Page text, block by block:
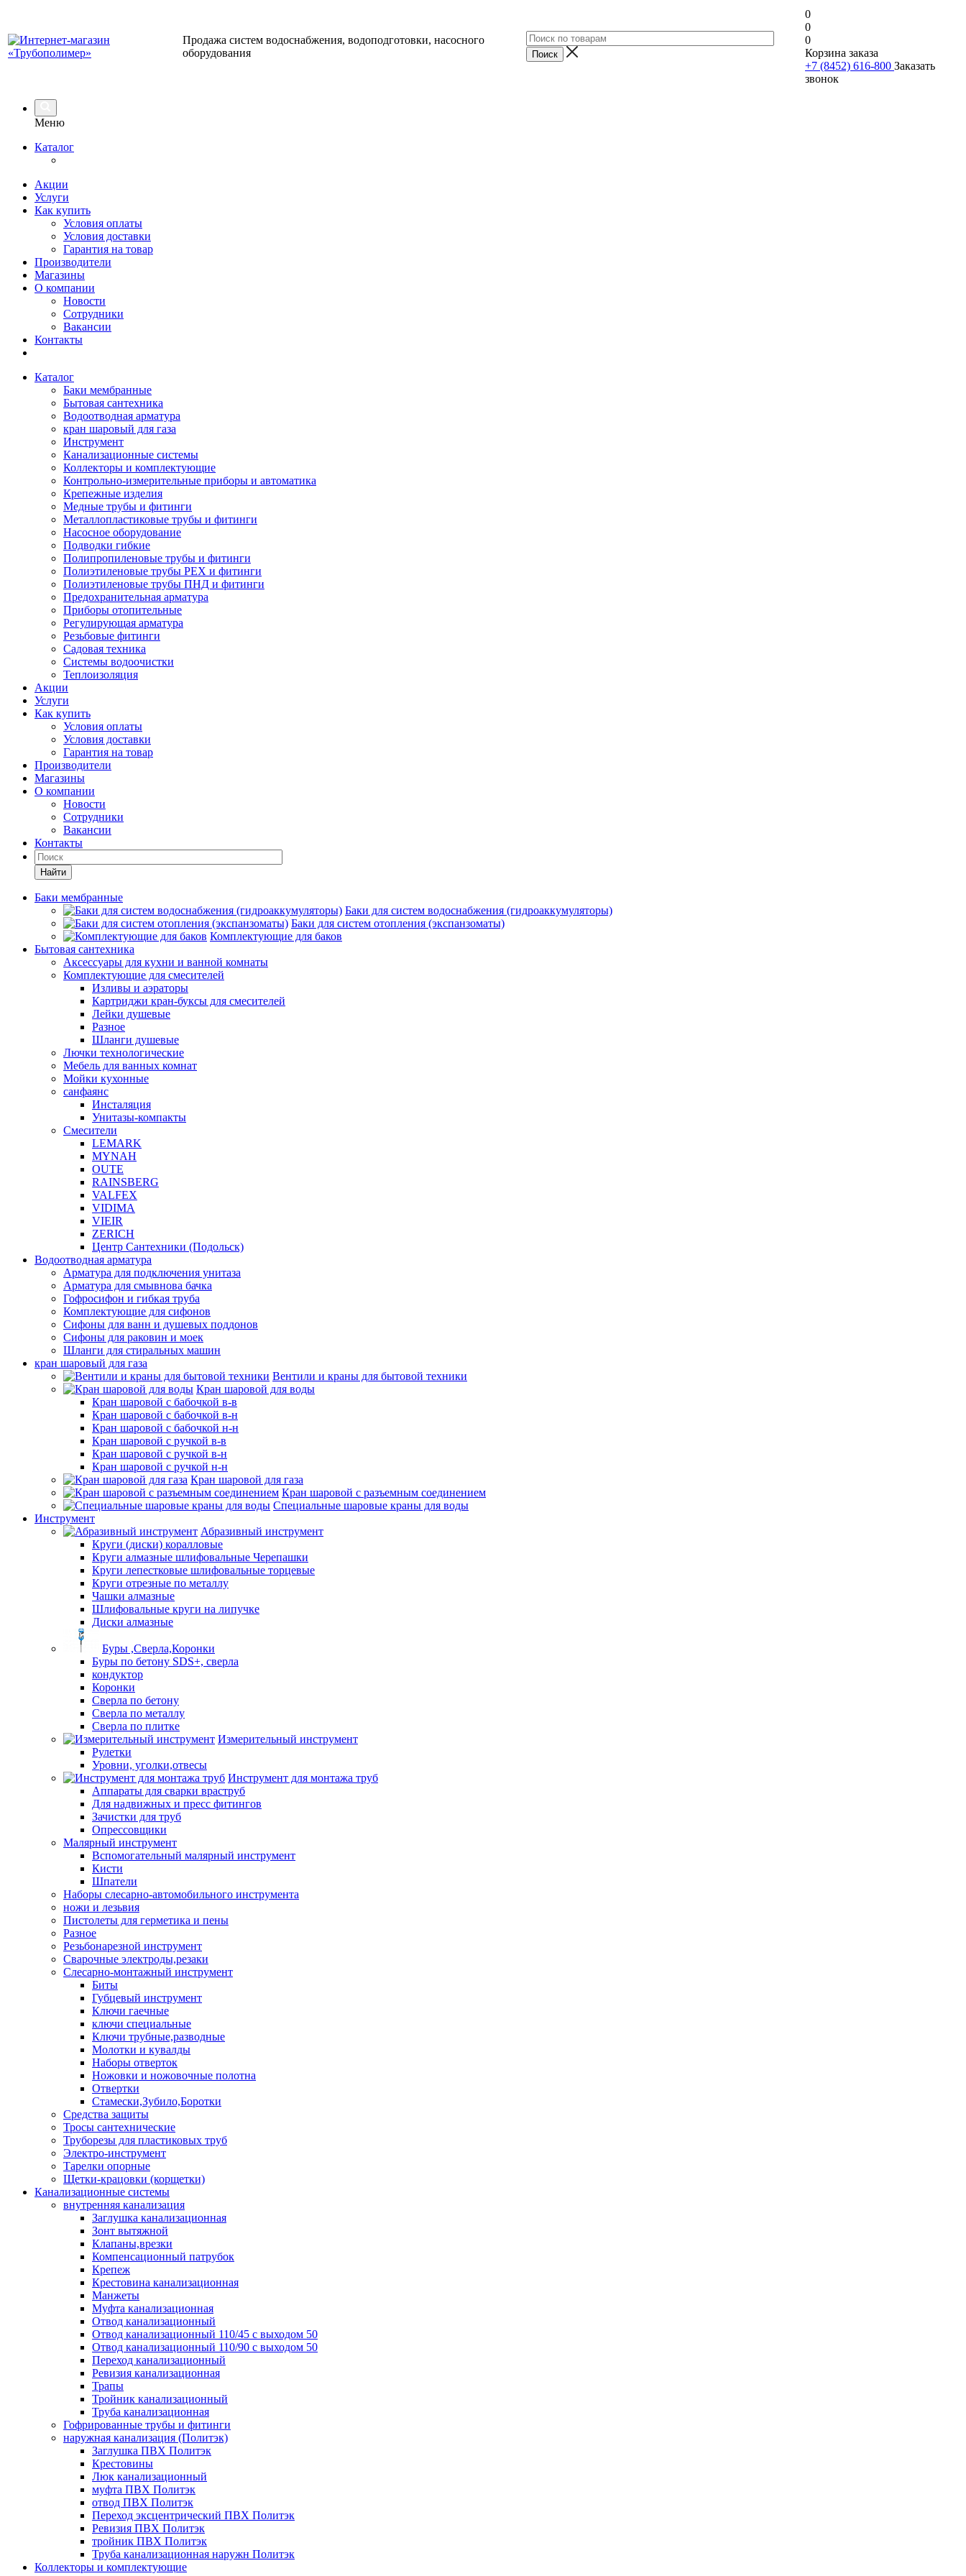
Продажа систем водоснабжения, водоподготовки, насосного
оборудования
0
0
0
Корзина заказа
+7 (8452) 616-800 Заказать
звонок
Меню
Каталог
Акции
Услуги
Как купить
Условия оплаты
Условия доставки
Гарантия на товар
Производители
Магазины
О компании
Новости
Сотрудники
Вакансии
Контакты
Каталог
Баки мембранные
Бытовая сантехника
Водоотводная арматура
кран шаровый для газа
Инструмент
Канализационные системы
Коллекторы и комплектующие
Контрольно-измерительные приборы и автоматика
Крепежные изделия
Медные трубы и фитинги
Металлопластиковые трубы и фитинги
Насосное оборудование
Подводки гибкие
Полипропиленовые трубы и фитинги
Полиэтиленовые трубы PEX и фитинги
Полиэтиленовые трубы ПНД и фитинги
Предохранительная арматура
Приборы отопительные
Регулирующая арматура
Резьбовые фитинги
Садовая техника
Системы водоочистки
Теплоизоляция
Акции
Услуги
Как купить
Условия оплаты
Условия доставки
Гарантия на товар
Производители
Магазины
О компании
Новости
Сотрудники
Вакансии
Контакты
Найти
Баки мембранные
Баки для систем водоснабжения (гидроаккумуляторы)
Баки для систем отопления (экспанзоматы)
Комплектующие для баков
Бытовая сантехника
Аксессуары для кухни и ванной комнаты
Комплектующие для смесителей
Изливы и аэраторы
Картриджи кран-буксы для смесителей
Лейки душевые
Разное
Шланги душевые
Лючки технологические
Мебель для ванных комнат
Мойки кухонные
санфаянс
Инсталяция
Унитазы-компакты
Смесители
LEMARK
MYNAH
OUTE
RAINSBERG
VALFEX
VIDIMA
VIEIR
ZERICH
Центр Сантехники (Подольск)
Водоотводная арматура
Арматура для подключения унитаза
Арматура для смывнова бачка
Гофросифон и гибкая труба
Комплектующие для сифонов
Сифоны для ванн и душевых поддонов
Сифоны для раковин и моек
Шланги для стиральных машин
кран шаровый для газа
Вентили и краны для бытовой техники
Кран шаровой для воды
Кран шаровой с бабочкой в-в
Кран шаровой с бабочкой в-н
Кран шаровой с бабочкой н-н
Кран шаровой с ручкой в-в
Кран шаровой с ручкой в-н
Кран шаровой с ручкой н-н
Кран шаровой для газа
Кран шаровой с разъемным соединением
Специальные шаровые краны для воды
Инструмент
Абразивный инструмент
Круги (диски) коралловые
Круги алмазные шлифовальные Черепашки
Круги лепестковые шлифовальные торцевые
Круги отрезные по металлу
Чашки алмазные
Шлифовальные круги на липучке
Диски алмазные
Буры ,Сверла,Коронки
Буры по бетону SDS+, сверла
кондуктор
Коронки
Сверла по бетону
Сверла по металлу
Сверла по плитке
Измерительный инструмент
Рулетки
Уровни, уголки,отвесы
Инструмент для монтажа труб
Аппараты для сварки враструб
Для надвижных и пресс фитингов
Зачистки для труб
Опрессовщики
Малярный инструмент
Вспомогательный малярный инструмент
Кисти
Шпатели
Наборы слесарно-автомобильного инструмента
ножи и лезьвия
Пистолеты для герметика и пены
Разное
Резьбонарезной инструмент
Сварочные электроды,резаки
Слесарно-монтажный инструмент
Биты
Губцевый инструмент
Ключи гаечные
ключи специальные
Ключи трубные,разводные
Молотки и кувалды
Наборы отверток
Ножовки и ножовочные полотна
Отвертки
Стамески,Зубило,Боротки
Средства защиты
Тросы сантехнические
Труборезы для пластиковых труб
Электро-инструмент
Тарелки опорные
Щетки-крацовки (корщетки)
Канализационные системы
внутренняя канализация
Заглушка канализационная
Зонт вытяжной
Клапаны,врезки
Компенсационный патрубок
Крепеж
Крестовина канализационная
Манжеты
Муфта канализационная
Отвод канализационный
Отвод канализационный 110/45 с выходом 50
Отвод канализационный 110/90 с выходом 50
Переход канализационный
Ревизия канализационная
Трапы
Тройник канализационный
Труба канализационная
Гофрированные трубы и фитинги
наружная канализация (Политэк)
Заглушка ПВХ Политэк
Крестовины
Люк канализационный
муфта ПВХ Политэк
отвод ПВХ Политэк
Переход эксцентрический ПВХ Политэк
Ревизия ПВХ Политэк
тройник ПВХ Политэк
Труба канализационная наружн Политэк
Коллекторы и комплектующие